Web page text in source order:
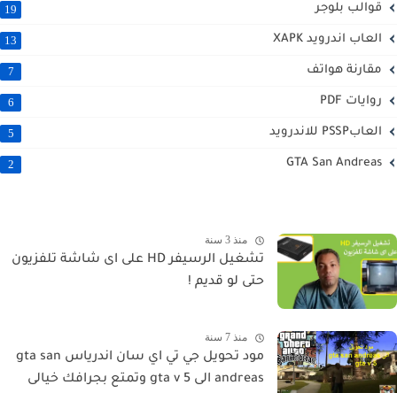
قوالب بلوجر 19
العاب اندرويد XAPK 13
مقارنة هواتف 7
روايات PDF 6
العابPSSP للاندرويد 5
GTA San Andreas
2
منذ 3 سنة
تشغيل الرسيفر HD على اى شاشة تلفزيون
حتى لو قديم !
منذ 7 سنة
مود تحويل جي تي اي سان اندرياس gta san
andreas الى gta v 5 وتمتع بجرافك خيالى